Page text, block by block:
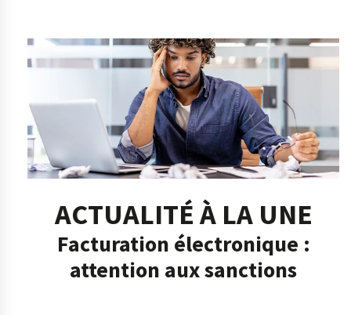
ACTUALITÉ À LA UNE
Facturation électronique :
attention aux sanctions